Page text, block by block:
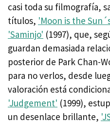
casi toda su filmografía,
títulos, 'Moon is the
'Saminjo' (1997), que,
guardan demasiada
posterior de Park Chan-
para no verlos, desde
valoración está
'Judgement' (1999),
un desenlace brillante,